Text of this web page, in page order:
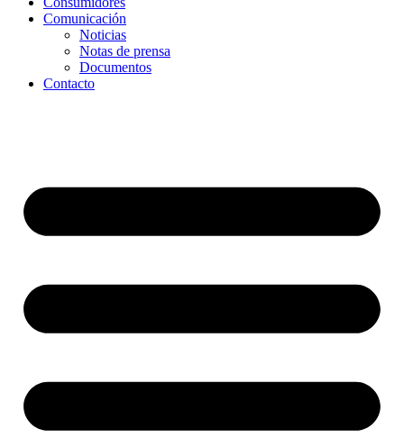
Comunicación
Noticias
Notas de prensa
Documentos
Contacto